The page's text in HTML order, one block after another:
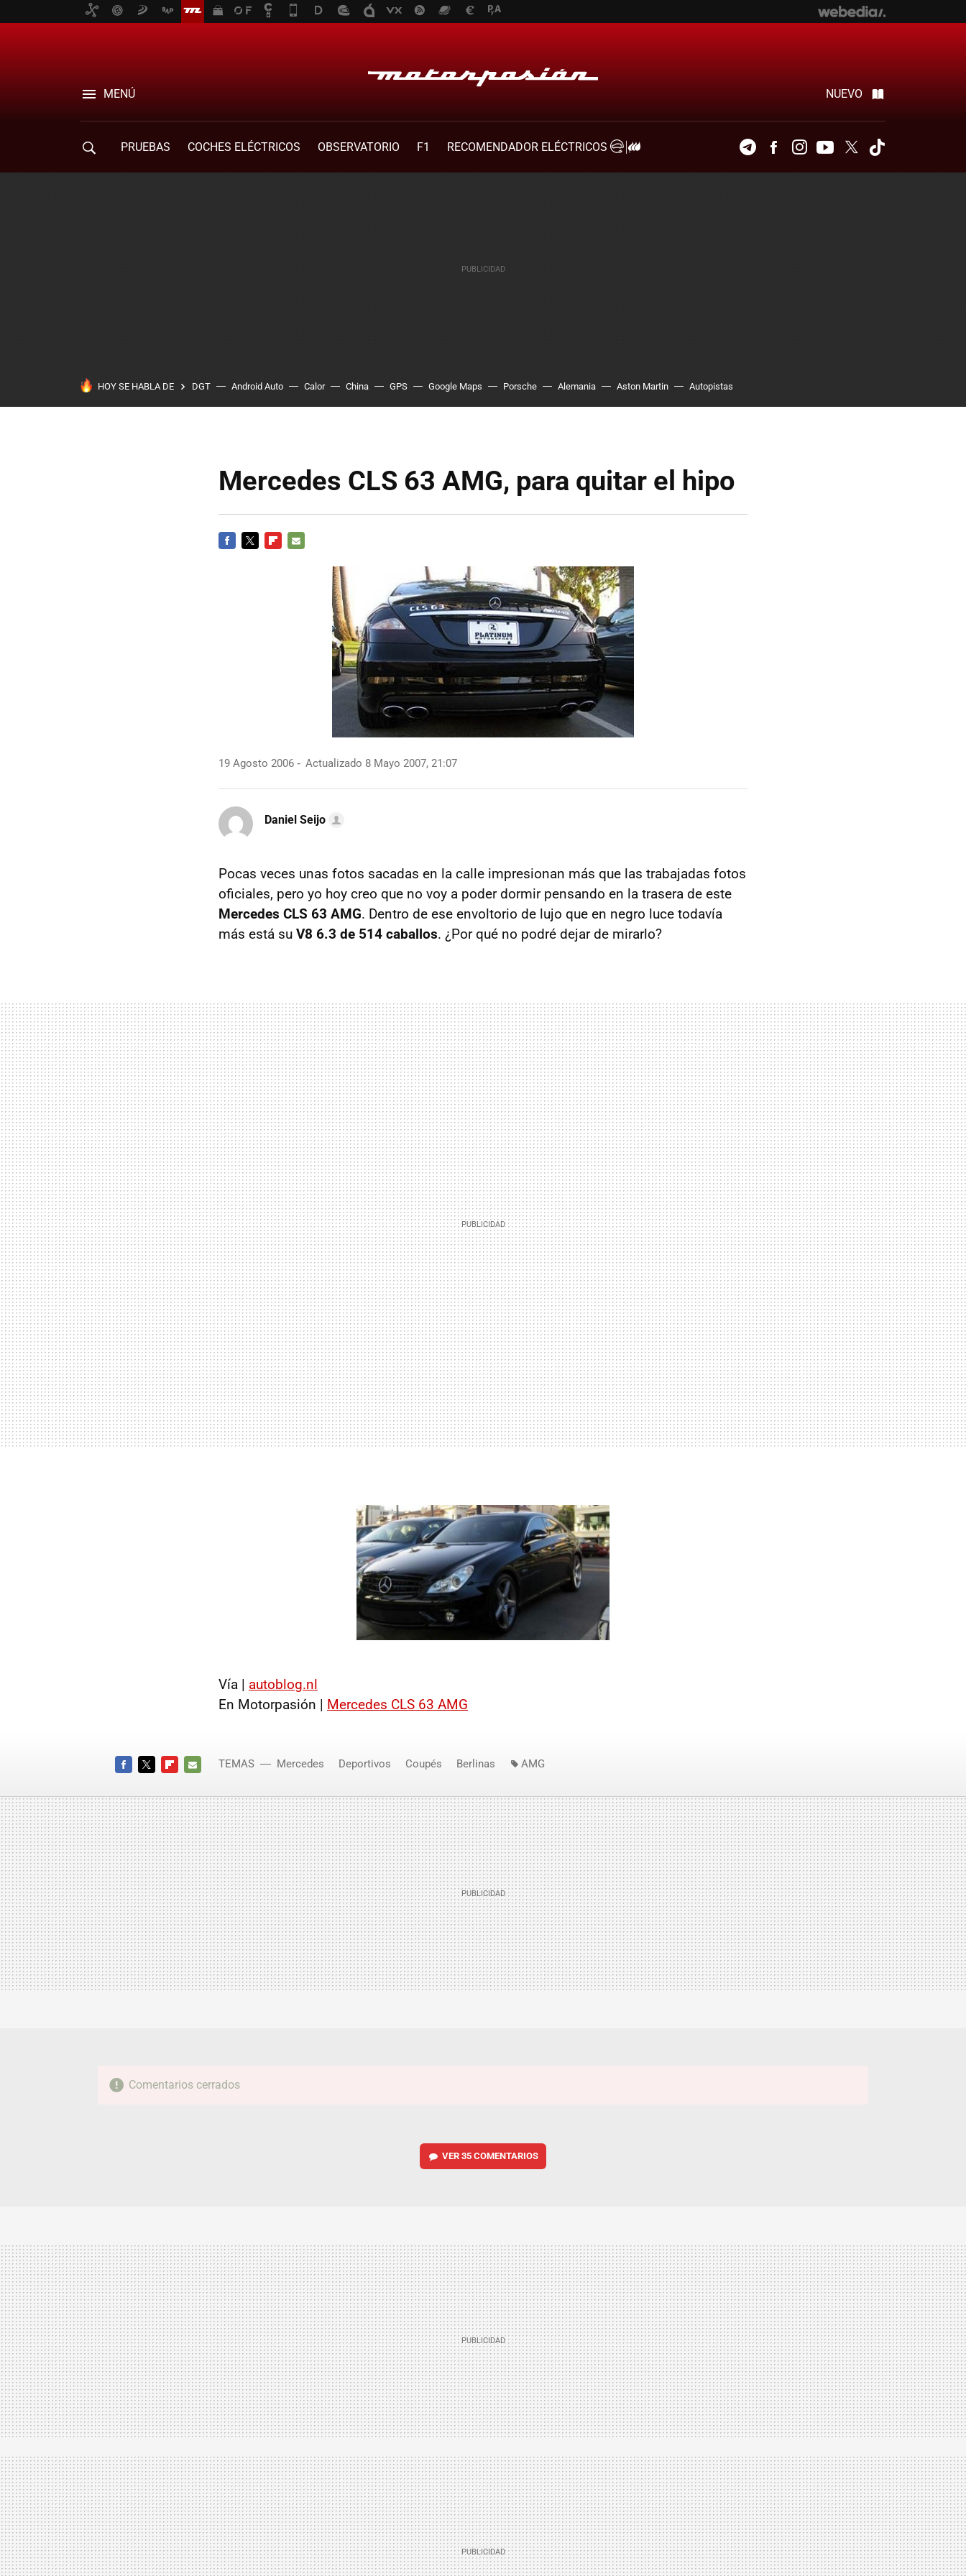
MENÚ NUEVO
PRUEBAS COCHES ELÉCTRICOS OBSERVATORIO F1
RECOMENDADOR ELÉCTRICOS
TelegramFacebookInstagramYoutubeTwitter
HOY SE HABLA DE DGT Android Auto Calor China GPS Google Maps Porsche Alemania Aston Martin Autopistas
Mercedes CLS 63 AMG, para quitar el hipo
19 Agosto 2006 Actualizado 8 Mayo 2007, 21:07
Daniel Seijo
Pocas veces unas fotos sacadas en la calle impresionan más que las trabajadas fotos
oficiales, pero yo hoy creo que no voy a poder dormir pensando en la trasera de este
Mercedes CLS 63 AMG. Dentro de ese envoltorio de lujo que en negro luce todavía
más está su V8 6.3 de 514 caballos. ¿Por qué no podré dejar de mirarlo?
Vía | autoblog.nl
En Motorpasión | Mercedes CLS 63 AMG
MAIL
TEMAS Mercedes Deportivos Coupés Berlinas AMG
Comentarios cerrados
VER 35 COMENTARIOS